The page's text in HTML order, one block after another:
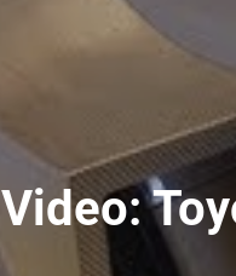
Video: